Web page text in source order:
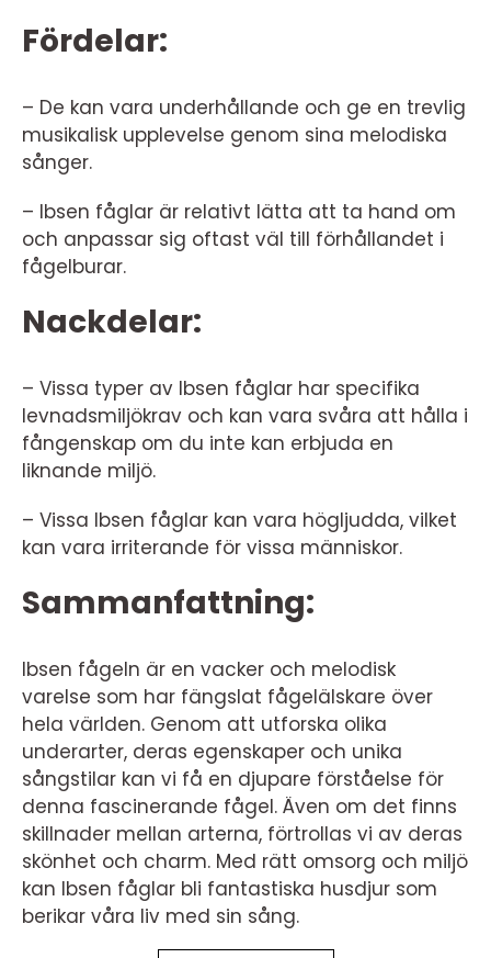
Fördelar:
– De kan vara underhållande och ge en trevlig
musikalisk upplevelse genom sina melodiska
sånger.
– Ibsen fåglar är relativt lätta att ta hand om
och anpassar sig oftast väl till förhållandet i
fågelburar.
Nackdelar:
– Vissa typer av Ibsen fåglar har specifika
levnadsmiljökrav och kan vara svåra att hålla i
fångenskap om du inte kan erbjuda en
liknande miljö.
– Vissa Ibsen fåglar kan vara högljudda, vilket
kan vara irriterande för vissa människor.
Sammanfattning:
Ibsen fågeln är en vacker och melodisk
varelse som har fängslat fågelälskare över
hela världen. Genom att utforska olika
underarter, deras egenskaper och unika
sångstilar kan vi få en djupare förståelse för
denna fascinerande fågel. Även om det finns
skillnader mellan arterna, förtrollas vi av deras
skönhet och charm. Med rätt omsorg och miljö
kan Ibsen fåglar bli fantastiska husdjur som
berikar våra liv med sin sång.